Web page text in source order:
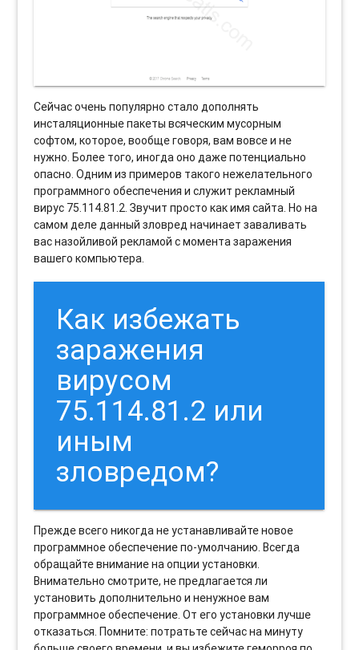
Сейчас очень популярно стало дополнять
инсталяционные пакеты всяческим мусорным
софтом, которое, вообще говоря, вам вовсе и не
нужно. Более того, иногда оно даже потенциально
опасно. Одним из примеров такого нежелательного
программного обеспечения и служит рекламный
вирус 75.114.81.2. Звучит просто как имя сайта. Но на
самом деле данный зловред начинает заваливать
вас назойливой рекламой с момента заражения
вашего компьютера.
Как избежать
заражения
вирусом
75.114.81.2 или
иным
зловредом?
Прежде всего никогда не устанавливайте новое
программное обеспечение по-умолчанию. Всегда
обращайте внимание на опции установки.
Внимательно смотрите, не предлагается ли
установить дополнительно и ненужное вам
программное обеспечение. От его установки лучше
отказаться. Помните: потратьте сейчас на минуту